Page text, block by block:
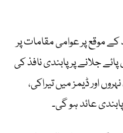
موقع پر عوامی مقامات پر
جلانے پر پابندی نافذ کی
اور ڈیمز میں تیراکی،
عائد ہو گی۔